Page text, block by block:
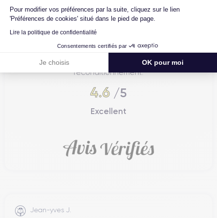
Pour modifier vos préférences par la suite, cliquez sur le lien
'Préférences de cookies' situé dans le pied de page.
Lire la politique de confidentialité
Consentements certifiés par
Je choisis OK pour moi
Avec4.6/5
Certideal est en tête des sites de
reconditionnement.
4.6 /5
Excellent
Jean-yves J.